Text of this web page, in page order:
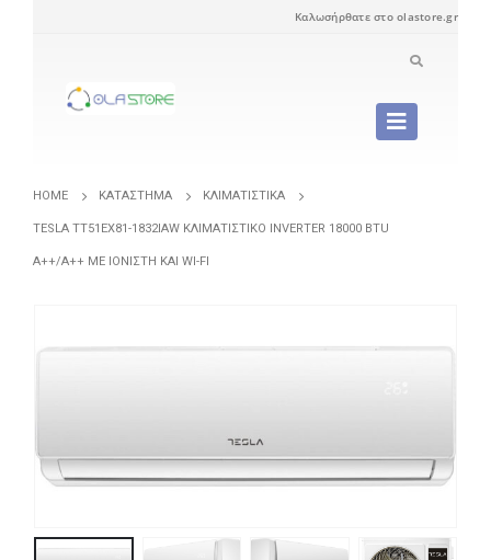
Καλωσήρθατε στο olastore.gr
HOME ΚΑΤΆΣΤΗΜΑ ΚΛΙΜΑΤΙΣΤΙΚΆ
TESLA TT51EX81-1832IAW ΚΛΙΜΑΤΙΣΤΙΚΌ INVERTER 18000 BTU
A++/A++ ΜΕ ΙΟΝΙΣΤΉ ΚΑΙ WI-FI